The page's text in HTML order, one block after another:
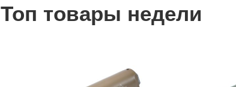
Топ товары недели